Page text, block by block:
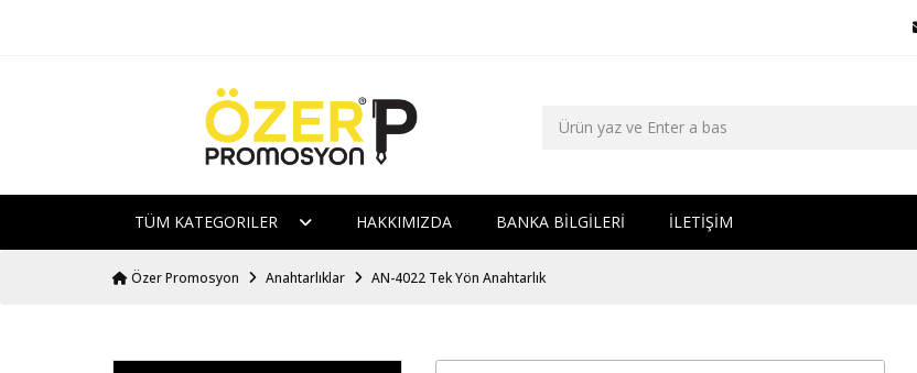
TÜM KATEGORILER HAKKIMIZDA BANKA BİLGİLERİ İLETİŞİM
Özer Promosyon Anahtarlıklar AN-4022 Tek Yön Anahtarlık